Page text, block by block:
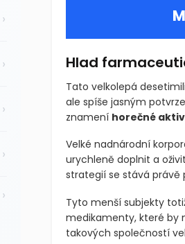
Hlad
Tato velkolepá
ale spíše jasným
znamení horečné
Velké nadnárodní
urychleně doplnit a
strategií se stává
Tyto menší subjekty
medikamenty, které by
takových společností
›
›
›
›
›